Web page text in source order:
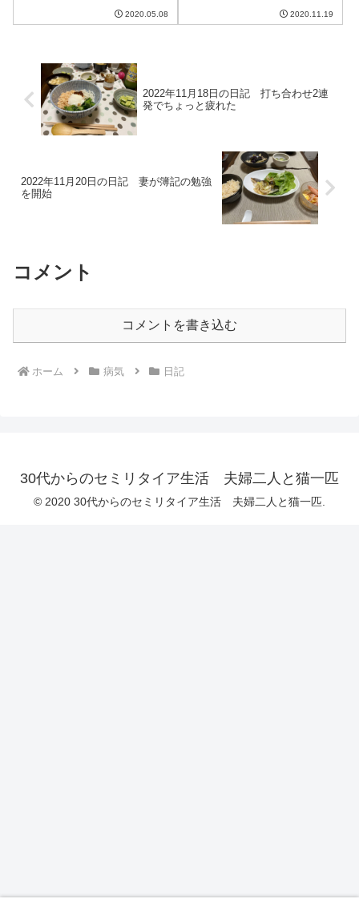
取ってもらう。初日で忙しいだ
ろうに申し訳ない。私は朝起き
2020.05.08
日。冬が近くなったと思ったら
2020.11.19
2022年11月18日の日記 打ち合わせ2連
発でちょっと疲れた
2022年11月20日の日記 妻が簿記の勉強
を開始
コメント
コメントを書き込む
ホーム 病気 日記
30代からのセミリタイア生活 夫婦二人と猫一匹
© 2020 30代からのセミリタイア生活 夫婦二人と猫一匹.